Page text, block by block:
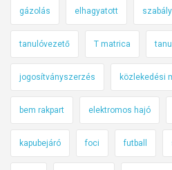
gázolás elhagyatott
tanulóvezető T matrica
jogosítványszerzés közlekedési
bem rakpart elektromos hajó
kapubejáró foci futball